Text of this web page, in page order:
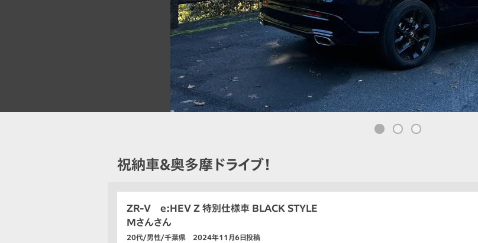
祝納車＆奥多摩ドライブ！
ZR-V e:HEV Z 特別仕様車 BLACK STYLE
Mさんさん
20代/男性/千葉県 2024年11月6日投稿